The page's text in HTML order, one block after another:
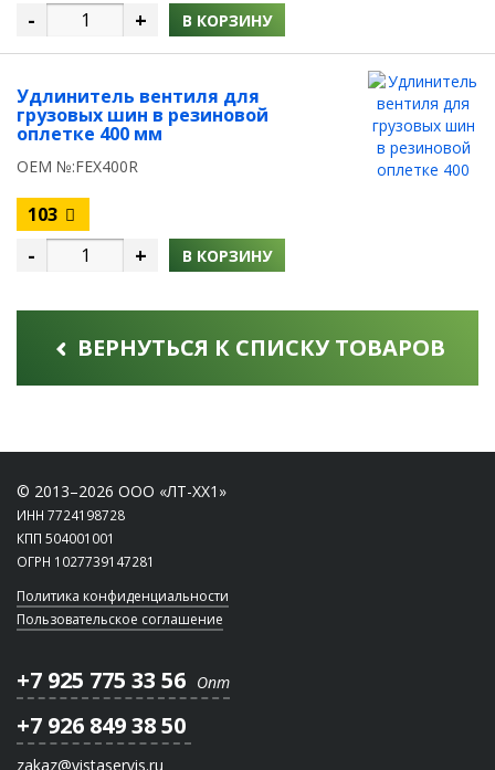
- + В КОРЗИНУ
Удлинитель вентиля для
грузовых шин в резиновой
оплетке 400 мм
OEM №:FEX400R
103
- + В КОРЗИНУ
ВЕРНУТЬСЯ К СПИСКУ ТОВАРОВ
© 2013–2026 ООО «ЛТ-ХХ1»
ИНН 7724198728
КПП 504001001
ОГРН 1027739147281
Политика конфиденциальности
Пользовательское соглашение
+7 925 775 33 56 Опт
+7 926 849 38 50
zakaz@vistaservis.ru